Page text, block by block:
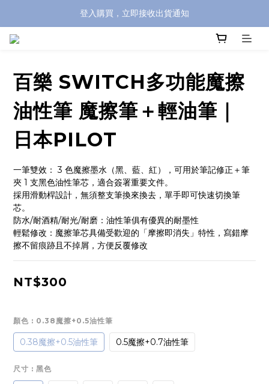
全館滿兩千免運！
登入購買，立即接收出貨通知
百樂 SWITCH多功能魔擦
油性筆 魔擦筆＋輕油筆｜
日本PILOT
一筆雙效： 3 色魔擦墨水（黑、藍、紅），可用於筆記修正＋筆
夾 1 支黑色油性筆芯，適合簽署重要文件。
採用滑動桿設計，無須整支筆換來換去，單手即可快速切換筆
芯。
防水/耐酒精/耐光/耐磨：油性筆俱有優異的耐墨性
輕鬆修改：魔擦筆芯具備受歡迎的「摩擦即消失」特性，寫錯摩
擦不留痕跡且不掉屑，方便反覆修改
NT$300
顏色 : 0.38魔擦+0.5油性筆
0.38魔擦+0.5油性筆 0.5魔擦+0.7油性筆
尺寸 : 黑色